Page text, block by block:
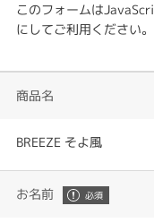
このフォームは
にしてご利用ください。
商品名
BREEZE そよ風
お名前